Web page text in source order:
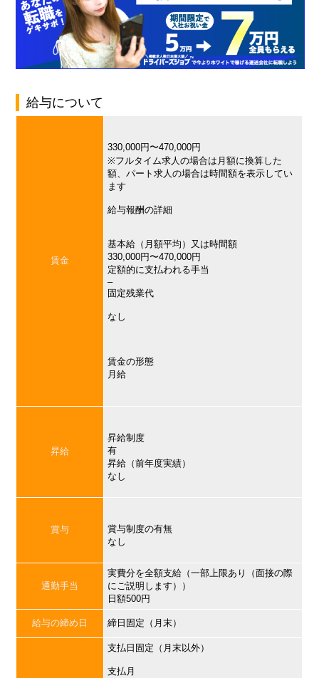
給与について
賃金
330,000円〜470,000円
※フルタイム求人の場合は月額に換算した
額、パート求人の場合は時間額を表示してい
ます
給与報酬の詳細
基本給（月額平均）又は時間額
330,000円〜470,000円
定額的に支払われる手当
–
固定残業代
なし
賃金の形態
月給
昇給
昇給制度
有
昇給（前年度実績）
なし
賞与
賞与制度の有無
なし
通勤手当
実費分を全額支給（一部上限あり（面接の際
にご説明します））
日額500円
給与の締め日 締日固定（月末）
支払日固定（月末以外）
支払月